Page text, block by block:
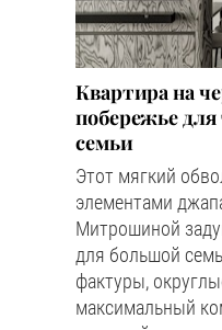
Квартира на
побережье
семьи
Этот мягкий
элементами
Митрошиной
для большой
фактуры,
максимальный